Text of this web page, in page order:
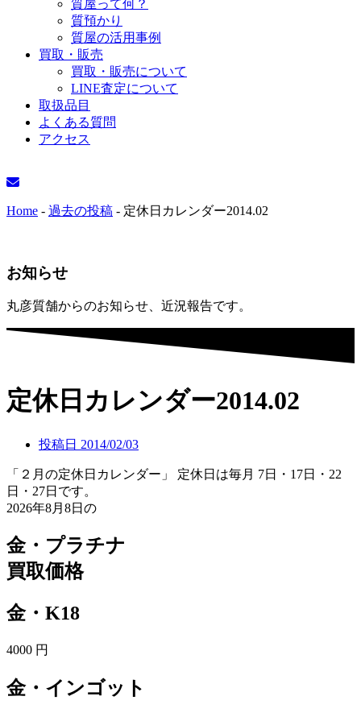
質屋って何？
質預かり
質屋の活用事例
買取・販売
買取・販売について
LINE査定について
取扱品目
よくある質問
アクセス
Home - 過去の投稿 - 定休日カレンダー2014.02
お知らせ
丸彦質舗からのお知らせ、近況報告です。
定休日カレンダー2014.02
投稿日 2014/02/03
「２月の定休日カレンダー」 定休日は毎月 7日・17日・22
日・27日です。
2026年8月8日の
金・プラチナ
買取価格
金・K18
4000 円
金・インゴット